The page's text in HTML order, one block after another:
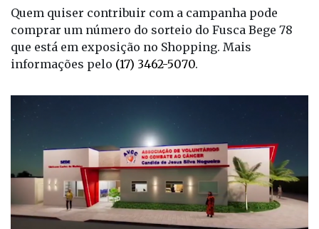
Quem quiser contribuir com a campanha pode
comprar um número do sorteio do Fusca Bege 78
que está em exposição no Shopping. Mais
informações pelo (17) 3462-5070.